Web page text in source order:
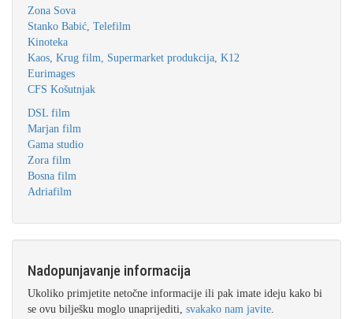
Zona Sova
Stanko Babić, Telefilm
Kinoteka
Kaos, Krug film, Supermarket produkcija, K12
Eurimages
CFS Košutnjak
DSL film
Marjan film
Gama studio
Zora film
Bosna film
Adriafilm
Nadopunjavanje informacija
Ukoliko primjetite netočne informacije ili pak imate ideju kako bi
se ovu bilješku moglo unaprijediti, svakako nam javite.